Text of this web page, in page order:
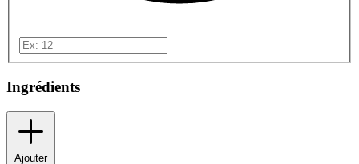
Ingrédients
Ajouter